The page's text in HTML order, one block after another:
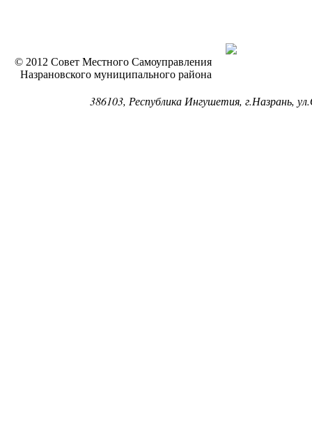
© 2012 Совет Местного Самоуправления
Назрановского муниципального района
386103, Республика Ингушетия, г.Назрань,